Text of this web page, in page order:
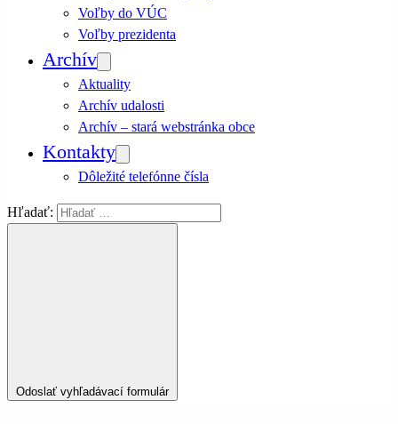
Voľby do VÚC
Voľby prezidenta
Archív
Aktuality
Archív udalosti
Archív – stará webstránka obce
Kontakty
Dôležité telefónne čísla
Hľadať:
Odoslať vyhľadávací formulár